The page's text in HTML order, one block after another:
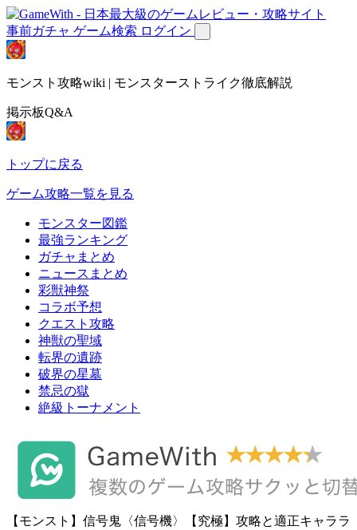
事前ガチャ ゲーム検索 ログイン
モンスト攻略wiki | モンスターストライク徹底解説
掲示板Q&A
トップに戻る
ゲーム攻略一覧を見る
モンスター図鑑
最強ランキング
ガチャまとめ
ニュースまとめ
彩獣神祭
コラボ予想
クエスト攻略
神獣の聖域
転界の遺跡
破界の星墓
禁忌の獄
絶級トーナメント
【モンスト】信号鬼〈信号機〉【究極】攻略と適正キャララ